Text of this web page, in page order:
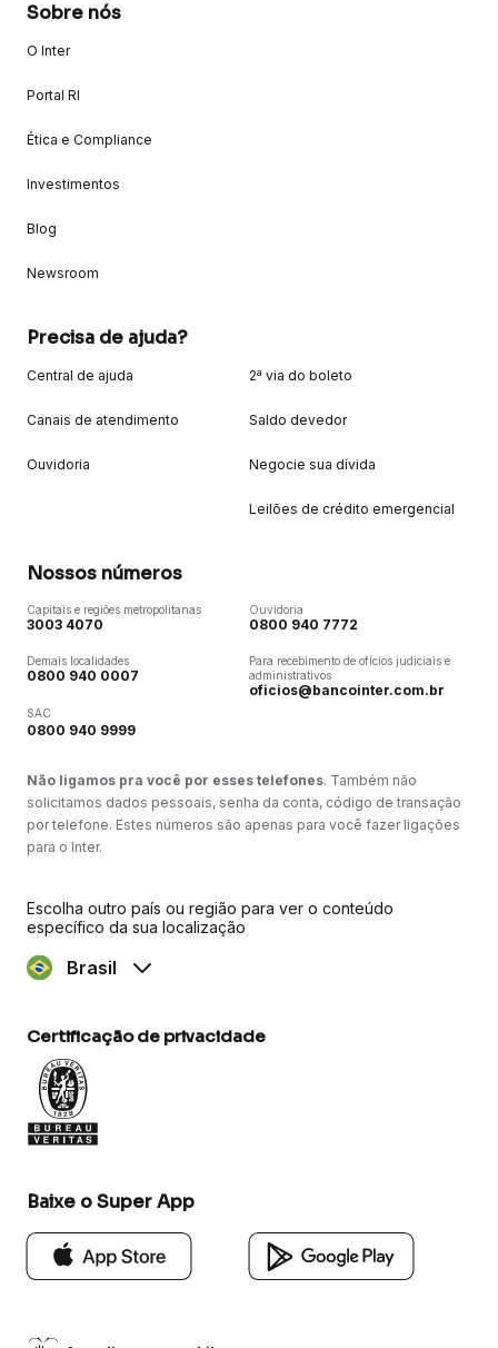
Sobre nós
O Inter
Portal RI
Ética e Compliance
Investimentos
Blog
Newsroom
Precisa de ajuda?
Central de ajuda
Canais de atendimento
Ouvidoria
2ª via do boleto
Saldo devedor
Negocie sua dívida
Leilões de crédito emergencial
Nossos números
Capitais e regiões metropolitanas
3003 4070
Demais localidades
0800 940 0007
SAC
0800 940 9999
Ouvidoria
0800 940 7772
Para recebimento de ofícios judiciais e
administrativos
oficios@bancointer.com.br
Não ligamos pra você por esses telefones. Também não
solicitamos dados pessoais, senha da conta, código de transação
por telefone. Estes números são apenas para você fazer ligações
para o Inter.
Escolha outro país ou região para ver o conteúdo
específico da sua localização
Brasil
Certificação de privacidade
Baixe o Super App